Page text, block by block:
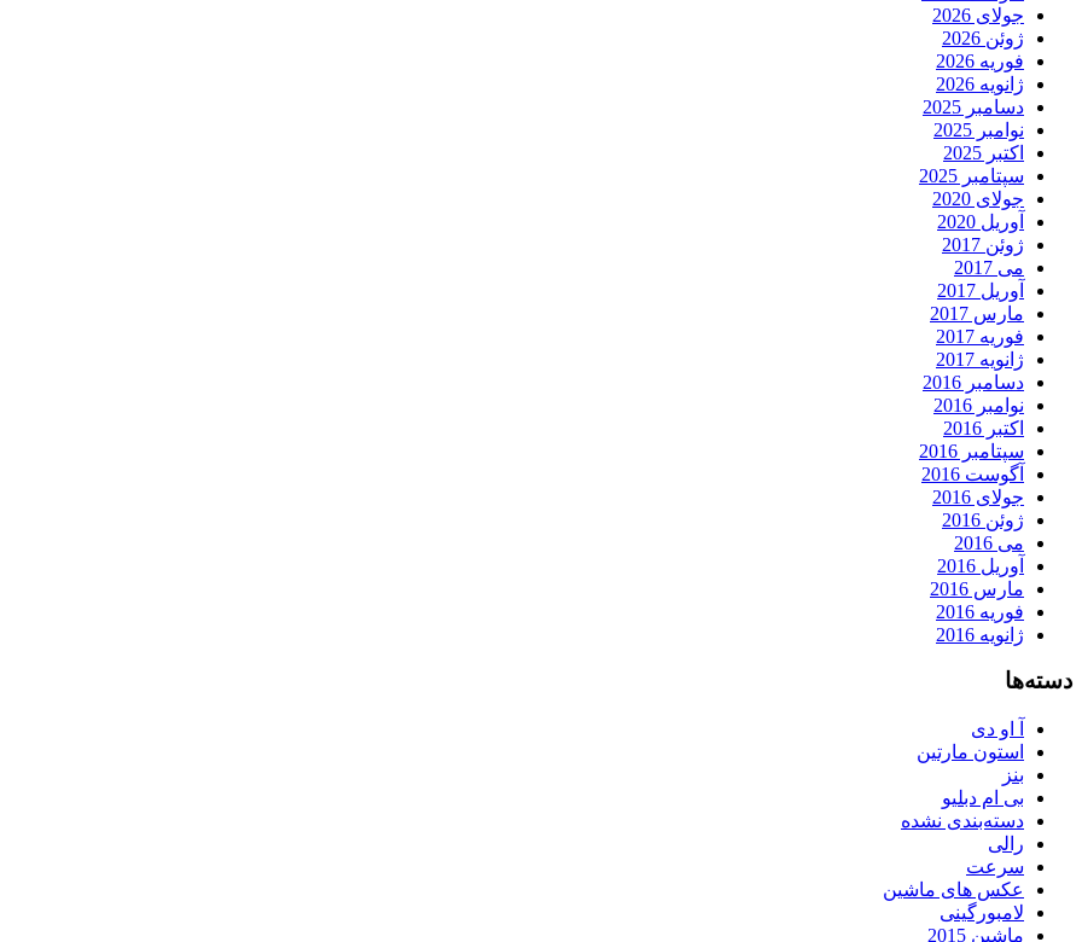
جولای 2026
ژوئن 2026
فوریه 2026
ژانویه 2026
دسامبر 2025
نوامبر 2025
اکتبر 2025
سپتامبر 2025
جولای 2020
آوریل 2020
ژوئن 2017
می 2017
آوریل 2017
مارس 2017
فوریه 2017
ژانویه 2017
دسامبر 2016
نوامبر 2016
اکتبر 2016
سپتامبر 2016
آگوست 2016
جولای 2016
ژوئن 2016
می 2016
آوریل 2016
مارس 2016
فوریه 2016
ژانویه 2016
دسته‌ها
آ او دی
استون مارتین
بنز
بی ام دبلیو
دسته‌بندی نشده
رالی
سرعت
عکس های ماشین
لامبورگینی
ماشین 2015